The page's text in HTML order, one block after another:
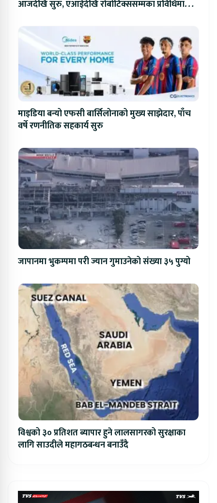
आजदेखि सुरु, एआईदेखि रोबोटिक्ससम्मका प्रविधिमा
माइडिया बन्यो एफसी बार्सिलोनाको मुख्य साझेदार, पाँच
वर्षे रणनीतिक सहकार्य सुरु
जापानमा भुकम्पमा परी ज्यान गुमाउनेको संख्या ३५ पुग्यो
विश्वको ३० प्रतिशत ब्यापार हुने लालसागरको सुरक्षाका
लागि साउदीले महागठबन्धन बनाउँदै